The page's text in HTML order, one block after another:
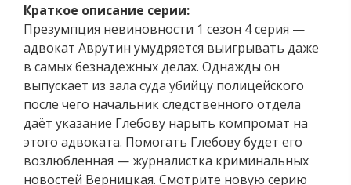
Краткое описание серии:
Презумпция невиновности 1 сезон 4 серия —
адвокат Аврутин умудряется выигрывать даже
в самых безнадежных делах. Однажды он
выпускает из зала суда убийцу полицейского
после чего начальник следственного отдела
даёт указание Глебову нарыть компромат на
этого адвоката. Помогать Глебову будет его
возлюбленная — журналистка криминальных
новостей Верницкая. Смотрите новую серию